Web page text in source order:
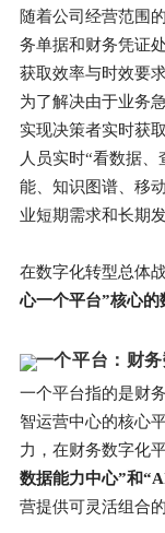
随着公司经营范围
务单据和财务凭证
获取效率与时效要
为了解决由于业务
实现决策者实时获
人员实时“看数据
能、知识图谱、移
业短期需求和长期
在数字化转型总体
心一个平台”核心的
一个平台：财
一个平台指的是财
智运营中心的核心
力，在财务数字化
数据能力中心”和
营提供可灵活组合